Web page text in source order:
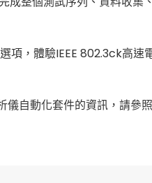
項，體驗IEEE 802.3ck高
析儀自動化套件的資訊，